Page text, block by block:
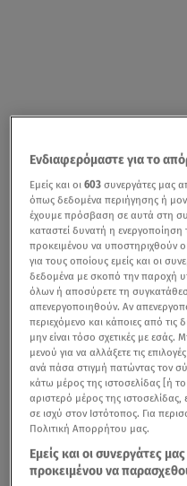
Ανοιχτά μπορούν να
σούπερ μάρκετ αλλά και
Ενδιαφερόμαστε για το
Εμείς και οι603 συνεργάτες μας
όπως δεδομένα περιήγησης ή
έχουμε πρόσβαση σε αυτά στη
καταστεί δυνατή η
προκειμένου να υποστηριχθούν
για τους οποίους εμείς και οι
δεδομένα με σκοπό την παροχή
όλων ή αποσύρετε τη
απενεργοποιηθούν. Αν
περιεχόμενο και κάποιες από τις
μην είναι τόσο σχετικές με εσάς.
μενού για να αλλάξετε τις
ανά πάσα στιγμή πατώντας τον
κάτω μέρος της ιστοσελίδας [ή
αριστερό μέρος της
σε ισχύ στον Ιστότοπος. Για
Πολιτική Απορρήτου μας.
Εμείς και οι συνεργάτες
προκειμένου να